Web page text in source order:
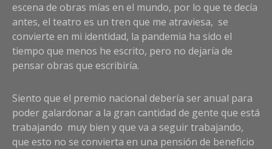
escena de obras mías en el mundo, por lo que te decía
antes, el teatro es un tren que me atraviesa, se
convierte en mi identidad, la pandemia ha sido el
tiempo que menos he escrito, pero no dejaría de
pensar obras que escribiría.
Siento que el premio nacional debería ser anual para
poder galardonar a la gran cantidad de gente que está
trabajando muy bien y que va a seguir trabajando,
que esto no se convierta en una pensión de beneficio